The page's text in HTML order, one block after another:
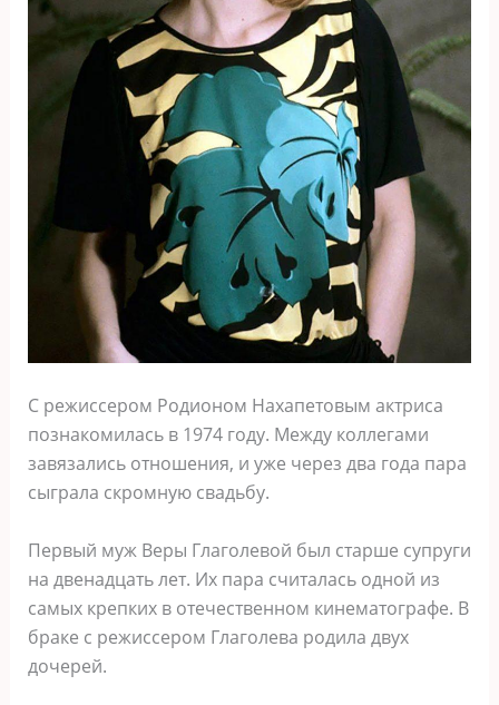
С режиссером Родионом Нахапетовым актриса
познакомилась в 1974 году. Между коллегами
завязались отношения, и уже через два года пара
сыграла скромную свадьбу.
Первый муж Веры Глаголевой был старше супруги
на двенадцать лет. Их пара считалась одной из
самых крепких в отечественном кинематографе. В
браке с режиссером Глаголева родила двух
дочерей.